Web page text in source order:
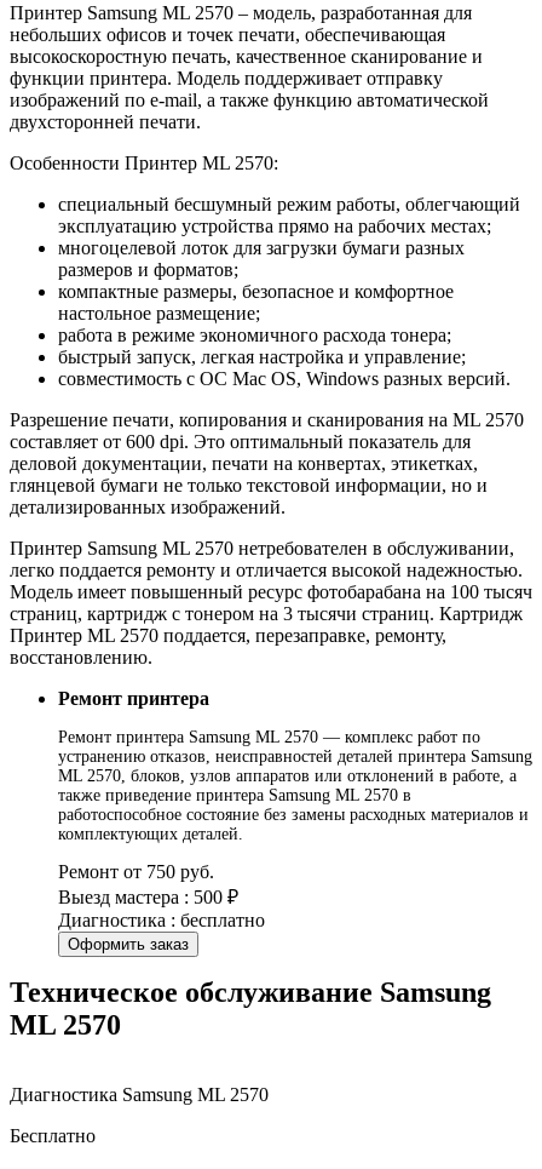
Принтер Samsung ML 2570 – модель, разработанная для
небольших офисов и точек печати, обеспечивающая
высокоскоростную печать, качественное сканирование и
функции принтера. Модель поддерживает отправку
изображений по e-mail, а также функцию автоматической
двухсторонней печати.
Особенности Принтер ML 2570:
специальный бесшумный режим работы, облегчающий
эксплуатацию устройства прямо на рабочих местах;
многоцелевой лоток для загрузки бумаги разных
размеров и форматов;
компактные размеры, безопасное и комфортное
настольное размещение;
работа в режиме экономичного расхода тонера;
быстрый запуск, легкая настройка и управление;
совместимость с ОС Mac OS, Windows разных версий.
Разрешение печати, копирования и сканирования на ML 2570
составляет от 600 dpi. Это оптимальный показатель для
деловой документации, печати на конвертах, этикетках,
глянцевой бумаги не только текстовой информации, но и
детализированных изображений.
Принтер Samsung ML 2570 нетребователен в обслуживании,
легко поддается ремонту и отличается высокой надежностью.
Модель имеет повышенный ресурс фотобарабана на 100 тысяч
страниц, картридж с тонером на 3 тысячи страниц. Картридж
Принтер ML 2570 поддается, перезаправке, ремонту,
восстановлению.
Ремонт принтера
Ремонт принтера Samsung ML 2570 — комплекс работ по
устранению отказов, неисправностей деталей принтера Samsung
ML 2570, блоков, узлов аппаратов или отклонений в работе, а
также приведение принтера Samsung ML 2570 в
работоспособное состояние без замены расходных материалов и
комплектующих деталей.
Ремонт от 750 руб.
Выезд мастера : 500 ₽
Диагностика : бесплатно
Оформить заказ
Техническое обслуживание Samsung
ML 2570
Диагностика Samsung ML 2570
Бесплатно